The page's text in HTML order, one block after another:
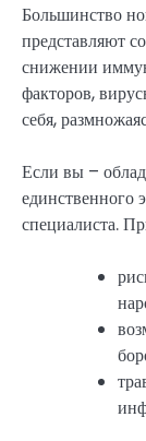
Большинство
представляют
снижении
факторов,
себя,
Если вы –
единственного
специалиста.